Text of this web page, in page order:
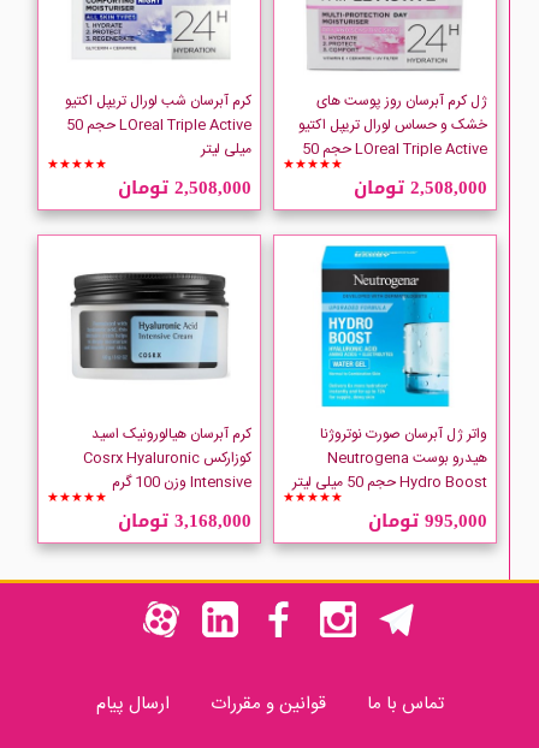
ژل کرم آبرسان روز پوست های
خشک و حساس لورال تریپل اکتیو
LOreal Triple Active حجم 50
★★★★★
2,508,000 تومان
کرم آبرسان شب لورال تریپل اکتیو
LOreal Triple Active حجم 50
میلی لیتر
★★★★★
2,508,000 تومان
واتر ژل آبرسان صورت نوتروژنا
هیدرو بوست Neutrogena
Hydro Boost حجم 50 میلی لیتر
★★★★★
995,000 تومان
کرم آبرسان هیالورونیک اسید
کوزارکس Cosrx Hyaluronic
Intensive وزن 100 گرم
★★★★★
3,168,000 تومان
تماس با ما قوانین و مقررات ارسال پیام